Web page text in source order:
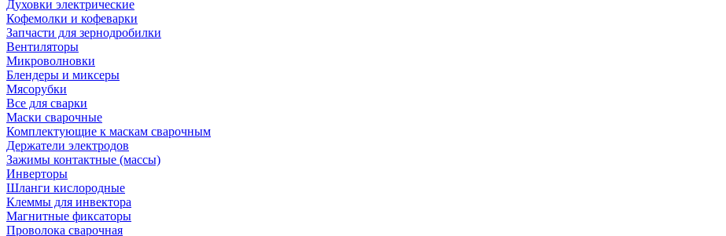
Духовки электрические
Кофемолки и кофеварки
Запчасти для зернодробилки
Вентиляторы
Микроволновки
Блендеры и миксеры
Мясорубки
Все для сварки
Маски сварочные
Комплектующие к маскам сварочным
Держатели электродов
Зажимы контактные (массы)
Инверторы
Шланги кислородные
Клеммы для инвектора
Магнитные фиксаторы
Проволока сварочная